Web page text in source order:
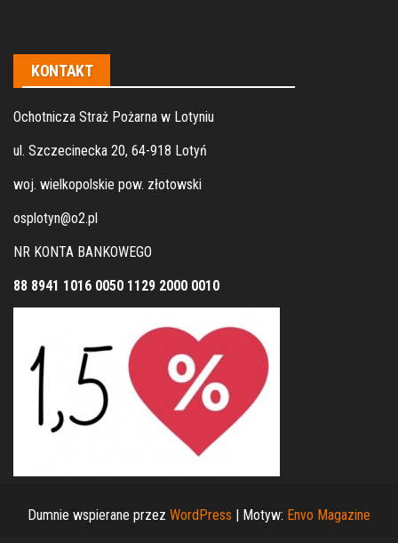
KONTAKT
Ochotnicza Straż Pożarna w Lotyniu
ul. Szczecinecka 20, 64-918 Lotyń
woj. wielkopolskie pow. złotowski
osplotyn@o2.pl
NR KONTA BANKOWEGO
88 8941 1016 0050 1129 2000 0010
Dumnie wspierane przez WordPress | Motyw: Envo Magazine